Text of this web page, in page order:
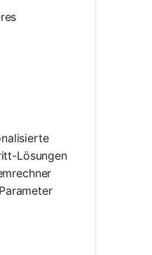
Lösungen